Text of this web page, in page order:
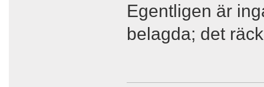
Egentligen är
belagda; det